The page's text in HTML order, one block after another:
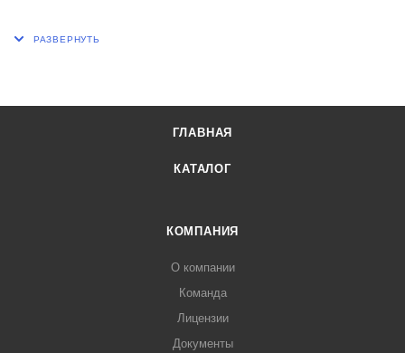
ГЛАВНАЯ
КАТАЛОГ
КОМПАНИЯ
О компании
Команда
Лицензии
Документы